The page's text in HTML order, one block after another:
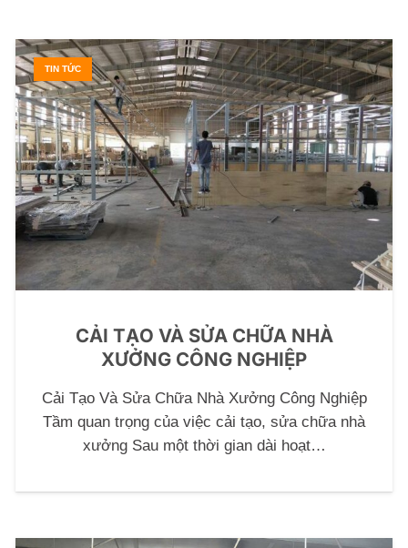
TIN TỨC
CẢI TẠO VÀ SỬA CHỮA NHÀ
XƯỞNG CÔNG NGHIỆP
Cải Tạo Và Sửa Chữa Nhà Xưởng Công Nghiệp
Tầm quan trọng của việc cải tạo, sửa chữa nhà
xưởng Sau một thời gian dài hoạt…